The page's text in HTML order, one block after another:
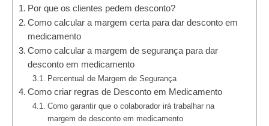
Por que os clientes pedem desconto?
Como calcular a margem certa para dar desconto em
medicamento
Como calcular a margem de segurança para dar
desconto em medicamento
Percentual de Margem de Segurança
Como criar regras de Desconto em Medicamento
Como garantir que o colaborador irá trabalhar na
margem de desconto em medicamento